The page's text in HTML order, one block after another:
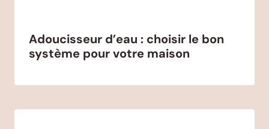
Adoucisseur d’eau : choisir le bon
système pour votre maison